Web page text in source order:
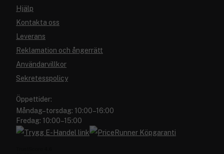
Hjälp
Kontakta oss
Leverans
Reklamation och ångerrätt
Användarvillkor
Sekretesspolicy
Öppettider:
Måndag–torsdag: 10:00–16:00
Fredag: 10:00–15:00